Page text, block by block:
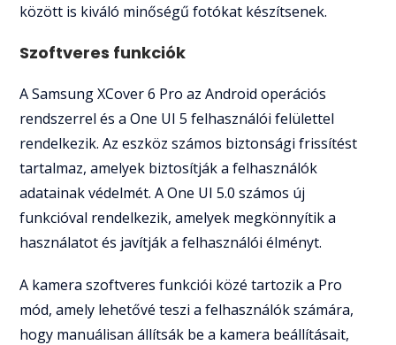
között is kiváló minőségű fotókat készítsenek.
Szoftveres funkciók
A Samsung XCover 6 Pro az Android operációs
rendszerrel és a One UI 5 felhasználói felülettel
rendelkezik. Az eszköz számos biztonsági frissítést
tartalmaz, amelyek biztosítják a felhasználók
adatainak védelmét. A One UI 5.0 számos új
funkcióval rendelkezik, amelyek megkönnyítik a
használatot és javítják a felhasználói élményt.
A kamera szoftveres funkciói közé tartozik a Pro
mód, amely lehetővé teszi a felhasználók számára,
hogy manuálisan állítsák be a kamera beállításait,